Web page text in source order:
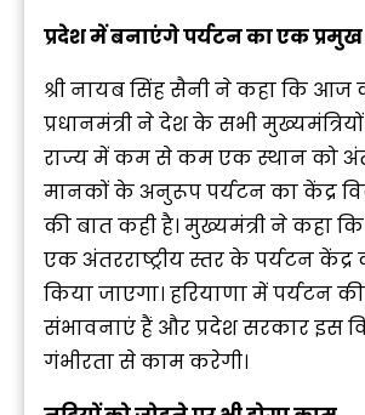
प्रदेश में बनाएंगे पर्यटन का एक प्रमुख
श्री नायब सिंह सैनी ने कहा कि
प्रधानमंत्री ने देश के सभी
राज्य में कम से कम एक स्थान को
मानकों के अनुरूप पर्यटन का केंद्र
की बात कही है। मुख्यमंत्री ने कहा
एक अंतरराष्ट्रीय स्तर के पर्यटन
किया जाएगा। हरियाणा में पर्यटन
संभावनाएं हैं और प्रदेश सरकार इस
गंभीरता से काम करेगी।